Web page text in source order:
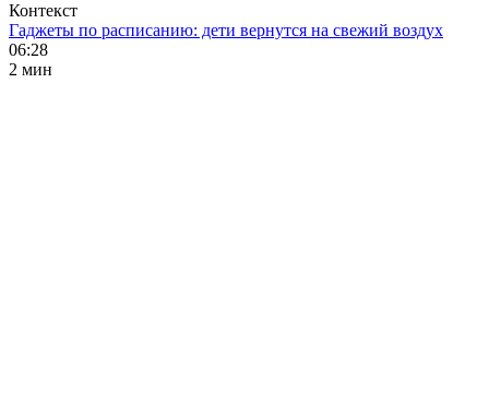
Контекст
Гаджеты по расписанию: дети вернутся на свежий воздух
06:28
2 мин